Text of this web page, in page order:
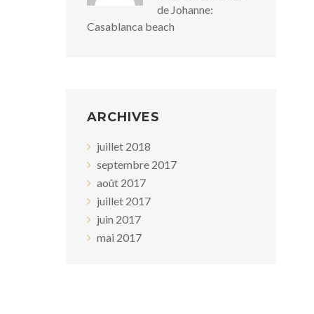
de Johanne:
Casablanca beach
ARCHIVES
juillet 2018
septembre 2017
août 2017
juillet 2017
juin 2017
mai 2017